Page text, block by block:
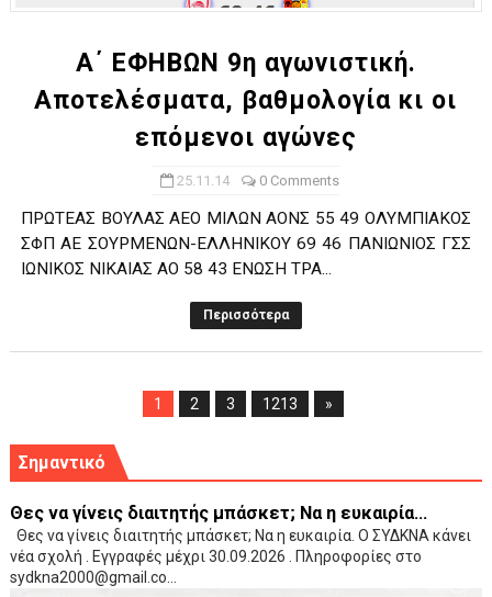
Α΄ ΕΦΗΒΩΝ 9η αγωνιστική.
Αποτελέσματα, βαθμολογία κι οι
επόμενοι αγώνες
25.11.14 0 Comments
ΠΡΩΤΕΑΣ ΒΟΥΛΑΣ ΑΕΟ ΜΙΛΩΝ ΑΟΝΣ 55 49 ΟΛΥΜΠΙΑΚΟΣ
ΣΦΠ ΑΕ ΣΟΥΡΜΕΝΩΝ-ΕΛΛΗΝΙΚΟΥ 69 46 ΠΑΝΙΩΝΙΟΣ ΓΣΣ
ΙΩΝΙΚΟΣ ΝΙΚΑΙΑΣ ΑΟ 58 43 ΕΝΩΣΗ ΤΡΑ...
Περισσότερα
1 2 3 1213 »
Σημαντικό
Θες να γίνεις διαιτητής μπάσκετ; Να η ευκαιρία...
Θες να γίνεις διαιτητής μπάσκετ; Να η ευκαιρία. Ο ΣΥΔΚΝΑ κάνει
νέα σχολή . Εγγραφές μέχρι 30.09.2026 . Πληροφορίες στο
sydkna2000@gmail.co...